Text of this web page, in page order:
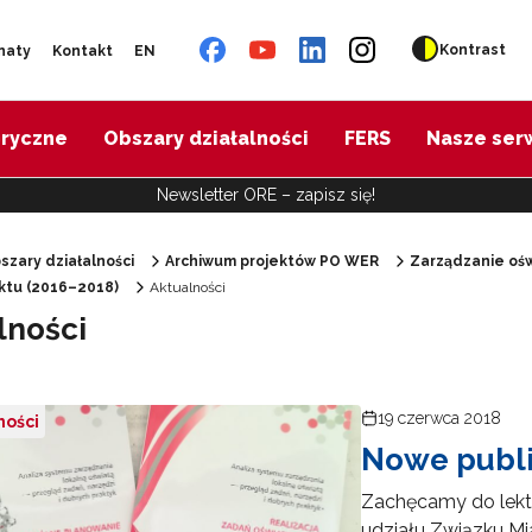
Kontakt EN Kontrast
Obszary działalności FERS Nasze
Newsletter ORE – zapisz się!
psychologiczno-pedagogiczna"
zawodowe – przygotowanie trenerów"
doradztwo edukacyjno-zawodowe"
modelu SCWEW"
działalności Archiwum projektów PO WER
Zarządzanie
(2016–2018)
Aktualności
19 czerwca 2018
Nowe
Zachęcamy do